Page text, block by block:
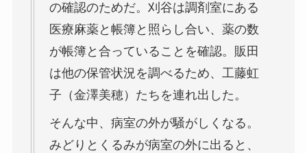
の確認のためだ。刈谷は調剤室にある
医療麻薬と帳簿と照らし合い、薬の数
が帳簿と合っていることを確認。販田
は他の保管状況を調べるため、工藤虹
子（金澤美穂）たちを連れ出した。
そんな中、病室の外が騒がしくなる。
みどりとくるみが病室の外に出ると、